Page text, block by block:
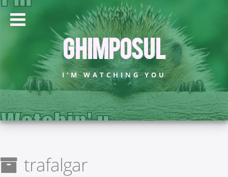
Ghimposul
I'M WATCHING YOU
trafalgar